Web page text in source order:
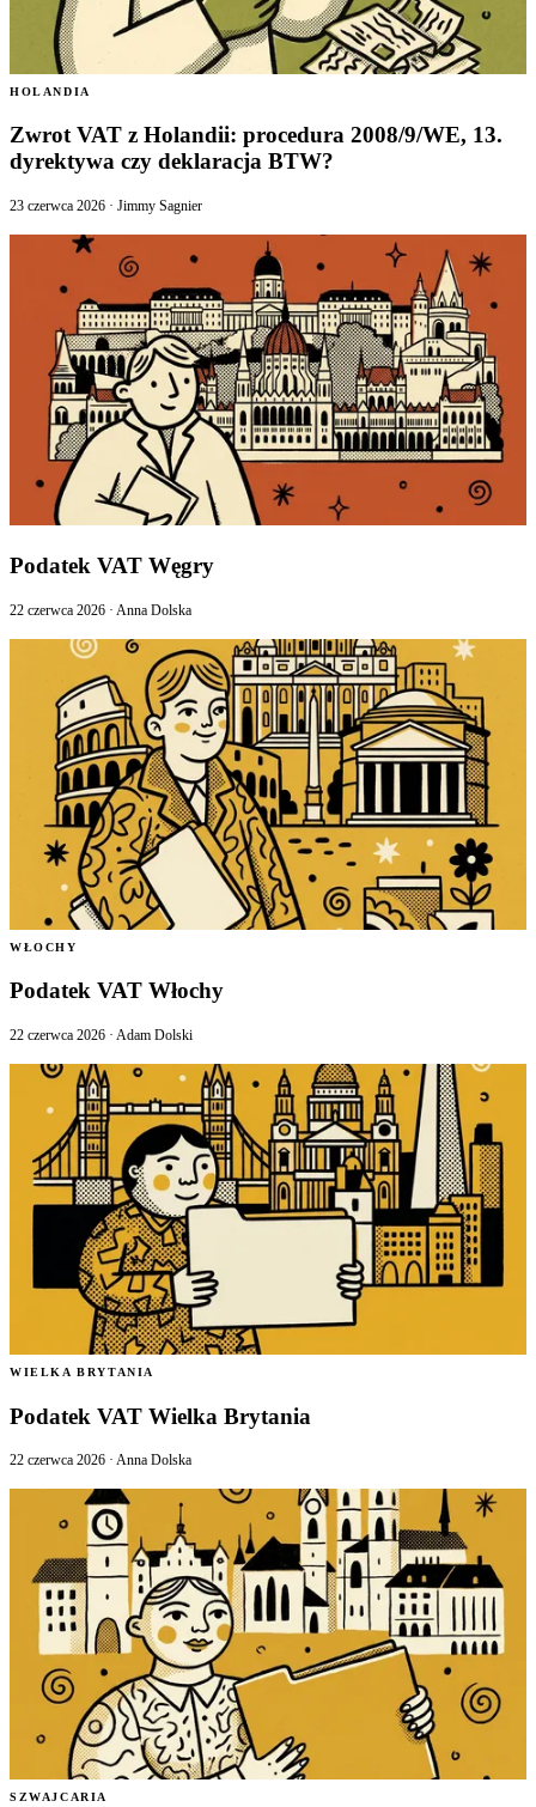
HOLANDIA
Zwrot VAT z Holandii: procedura 2008/9/WE, 13.
dyrektywa czy deklaracja BTW?
23 czerwca 2026 · Jimmy Sagnier
Podatek VAT Węgry
22 czerwca 2026 · Anna Dolska
WŁOCHY
Podatek VAT Włochy
22 czerwca 2026 · Adam Dolski
WIELKA BRYTANIA
Podatek VAT Wielka Brytania
22 czerwca 2026 · Anna Dolska
SZWAJCARIA